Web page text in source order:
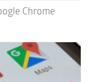
Chrome